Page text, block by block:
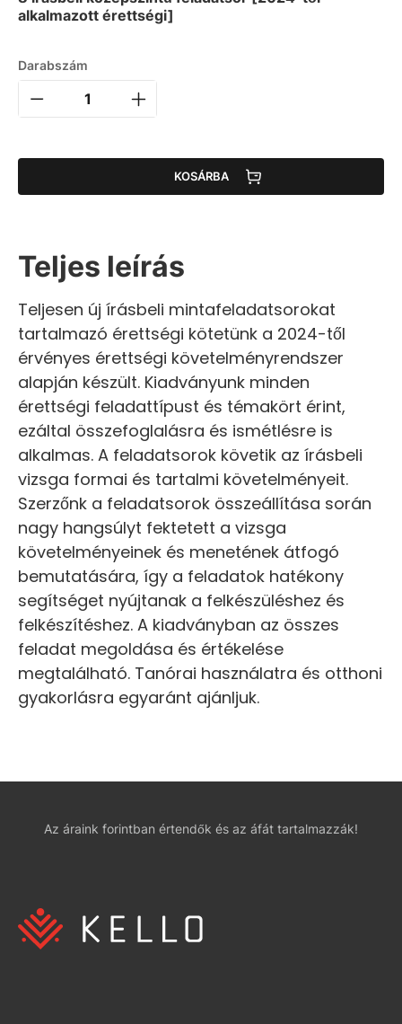
alkalmazott érettségi]
Darabszám
KOSÁRBA
Teljes leírás
Teljesen új írásbeli mintafeladatsorokat
tartalmazó érettségi kötetünk a 2024-től
érvényes érettségi követelményrendszer
alapján készült. Kiadványunk minden
érettségi feladattípust és témakört érint,
ezáltal összefoglalásra és ismétlésre is
alkalmas. A feladatsorok követik az írásbeli
vizsga formai és tartalmi követelményeit.
Szerzőnk a feladatsorok összeállítása során
nagy hangsúlyt fektetett a vizsga
követelményeinek és menetének átfogó
bemutatására, így a feladatok hatékony
segítséget nyújtanak a felkészüléshez és
felkészítéshez. A kiadványban az összes
feladat megoldása és értékelése
megtalálható. Tanórai használatra és otthoni
gyakorlásra egyaránt ajánljuk.
Az áraink forintban értendők és az áfát tartalmazzák!